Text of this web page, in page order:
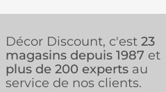
Décor Discount, c'est 23
magasins depuis 1987 et
plus de 200 experts au
service de nos clients.